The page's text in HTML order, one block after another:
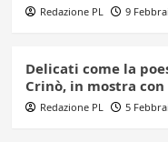
Redazione PL 9
Delicati come la
Crinò, in mostra
Redazione PL 5